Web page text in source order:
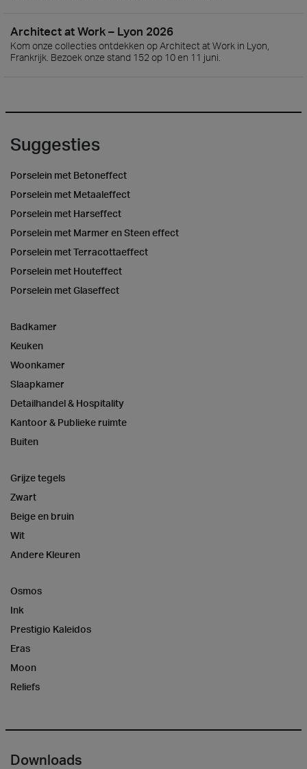
Architect at Work – Lyon 2026
Kom onze collecties ontdekken op Architect at Work in Lyon,
Frankrijk. Bezoek onze stand 152 op 10 en 11 juni.
Suggesties
Porselein met Betoneffect
Porselein met Metaaleffect
Porselein met Harseffect
Porselein met Marmer en Steen effect
Porselein met Terracottaeffect
Porselein met Houteffect
Porselein met Glaseffect
Badkamer
Keuken
Woonkamer
Slaapkamer
Detailhandel & Hospitality
Kantoor & Publieke ruimte
Buiten
Grijze tegels
Zwart
Beige en bruin
Wit
Andere Kleuren
Osmos
Ink
Prestigio Kaleidos
Eras
Moon
Reliefs
Downloads